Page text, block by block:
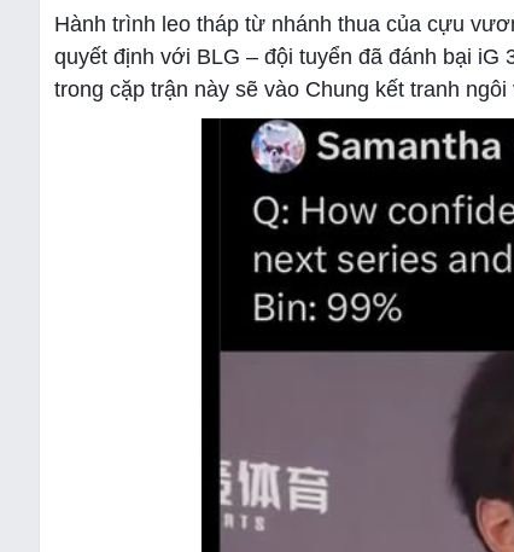
Hành trình leo tháp từ nhánh thua của cựu
quyết định với BLG – đội tuyển đã đánh bại
trong cặp trận này sẽ vào Chung kết tranh